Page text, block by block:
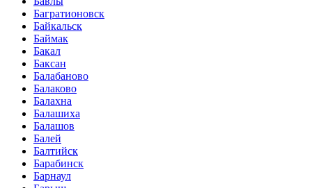
Багратионовск
Байкальск
Баймак
Бакал
Баксан
Балабаново
Балаково
Балахна
Балашиха
Балашов
Балей
Балтийск
Барабинск
Барнаул